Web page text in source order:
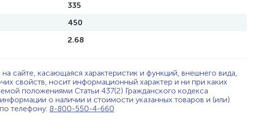
335
450
2.68
сайте, касающаяся характеристик и функций, внешнего вида,
свойств, носит информационный характер и ни при каких
положениями Статьи 437(2) Гражданского кодекса
о наличии и стоимости указанных товаров и (или)
телефону: 8-800-550-4-660